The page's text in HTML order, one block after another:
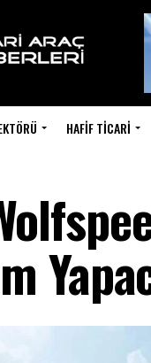
HAFIF TICARI